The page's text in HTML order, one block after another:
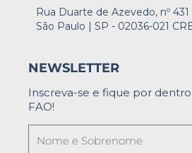
Rua Duarte de Azevedo, nº 431
São Paulo | SP - 02036-021
NEWSLETTER
Inscreva-se e fique por
FAO!